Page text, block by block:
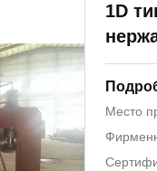
1D
Место